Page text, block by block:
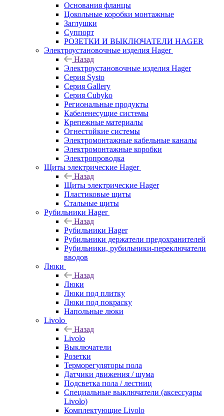
Основания фланцы
Цокольные коробки монтажные
Заглушки
Суппорт
РОЗЕТКИ И ВЫКЛЮЧАТЕЛИ HAGER
Электроустановочные изделия Hager
Назад
Электроустановочные изделия Hager
Серия Systo
Серия Gallery
Серия Cubyko
Региональные продукты
Кабеленесущие системы
Крепежные материалы
Огнестойкие системы
Электромонтажные кабельные каналы
Электромонтажные коробки
Электропроводка
Щиты электрические Hager
Назад
Щиты электрические Hager
Пластиковые щиты
Стальные щиты
Рубильники Hager
Назад
Рубильники Hager
Рубильники держатели предохранителей
Рубильники, рубильники-переключатели
вводов
Люки
Назад
Люки
Люки под плитку
Люки под покраску
Напольные люки
Livolo
Назад
Livolo
Выключатели
Розетки
Терморегуляторы пола
Датчики движения / шума
Подсветка пола / лестниц
Специальные выключатели (аксессуары
Livolo)
Комплектующие Livolo